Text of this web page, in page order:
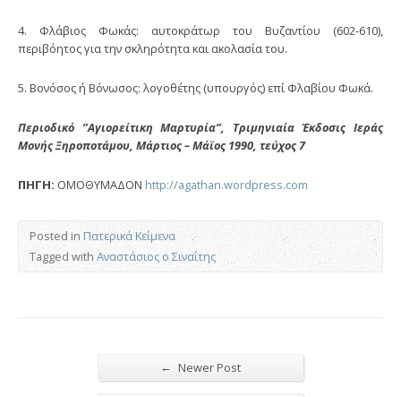
4. Φλάβιος Φωκάς: αυτοκράτωρ του Βυζαντίου (602-610),
περιβόητος για την σκληρότητα και ακολασία του.
5. Βονόσος ή Βόνωσος: λογοθέτης (υπουργός) επί Φλαβίου Φωκά.
Περιοδικό ”Αγιορείτικη Μαρτυρία”, Τριμηνιαία Έκδοσις Ιεράς
Μονής Ξηροποτάμου, Μάρτιος – Μάϊος 1990, τεύχος 7
ΠΗΓΗ: ΟΜΟΘΥΜΑΔΟΝ http://agathan.wordpress.com
Posted in Πατερικά Κείμενα
Tagged withΑναστάσιος ο Σιναΐτης
← Newer Post